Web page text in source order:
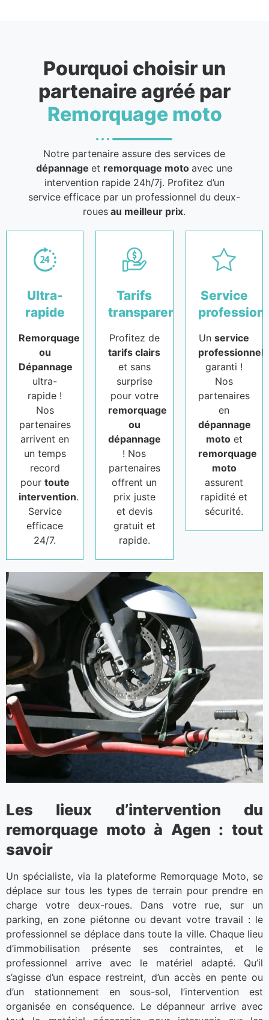
Pourquoi choisir un
partenaire agréé par
Remorquage moto
Notre partenaire assure des services de
dépannageet remorquage motoavec une
intervention rapide 24h/7j. Profitez d’un
service efficace par un professionnel du deux-
roues au meilleur prix.
Ultra-
rapide
Remorquage
ou
Dépannage
ultra-
rapide !
Nos
partenaires
arrivent en
un temps
record
pour toute
intervention.
Service
efficace
24/7.
Tarifs
transparents
Profitez de
tarifs clairs
et sans
surprise
pour votre
remorquage
ou
dépannage
! Nos
partenaires
offrent un
prix juste
et devis
gratuit et
rapide.
Service
Unservice
professionnel
garanti !
Nos
partenaires
en
dépannage
motoet
remorquage
moto
assurent
rapidité et
sécurité.
Les lieux d’intervention du
remorquage moto à Agen : tout
savoir
Un spécialiste, via la plateforme Remorquage Moto, se
déplace sur tous les types de terrain pour prendre en
charge votre deux-roues. Dans votre rue, sur un
parking, en zone piétonne ou devant votre travail : le
professionnel se déplace dans toute la ville. Chaque lieu
d’immobilisation présente ses contraintes, et le
professionnel arrive avec le matériel adapté. Qu’il
s’agisse d’un espace restreint, d’un accès en pente ou
d’un stationnement en sous-sol, l’intervention est
organisée en conséquence. Le dépanneur arrive avec